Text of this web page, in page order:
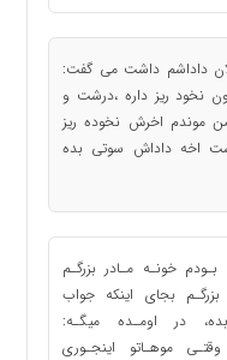
داداشم داشت می گفت:
نخود ریز داره ،درشت و
موندم اخرش نخوده ریز
اخه داداش سوتی بده
بـودم خونـه مـادر بزرگـم
بزرگـم بجای اینکه جواب
در اومـده میگـه:
موهـاتو اینجـوری